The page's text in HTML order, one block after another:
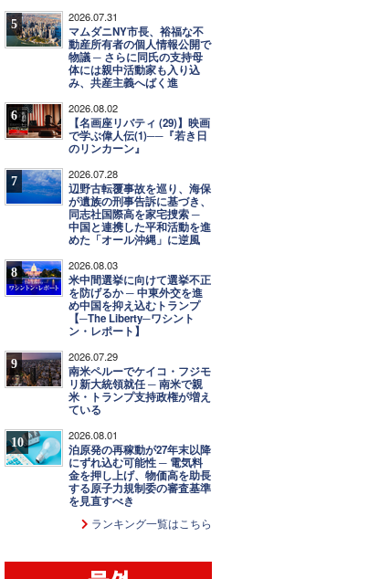
5 2026.07.31
マムダニNY市長、裕福な不
動産所有者の個人情報公開で
物議 ─ さらに同氏の支持母
体には親中活動家も入り込
み、共産主義へばく進
6 2026.08.02
【名画座リバティ (29)】映画
で学ぶ偉人伝(1)──『若き日
のリンカーン』
7 2026.07.28
辺野古転覆事故を巡り、海保
が遺族の刑事告訴に基づき、
同志社国際高を家宅捜索 ─
中国と連携した平和活動を進
めた「オール沖縄」に逆風
8 2026.08.03
米中間選挙に向けて選挙不正
を防げるか ─ 中東外交を進
め中国を抑え込むトランプ
【─The Liberty─ワシント
ン・レポート】
9 2026.07.29
南米ペルーでケイコ・フジモ
リ新大統領就任 ─ 南米で親
米・トランプ支持政権が増え
ている
10 2026.08.01
泊原発の再稼動が27年末以降
にずれ込む可能性 ─ 電気料
金を押し上げ、物価高を助長
する原子力規制委の審査基準
を見直すべき
ランキング一覧はこちら